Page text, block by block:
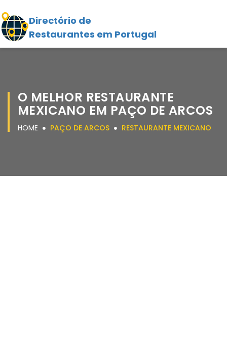
Directório de
Restaurantes em Portugal
O MELHOR RESTAURANTE
MEXICANO EM PAÇO DE ARCOS
HOME PAÇO DE ARCOS RESTAURANTE MEXICANO